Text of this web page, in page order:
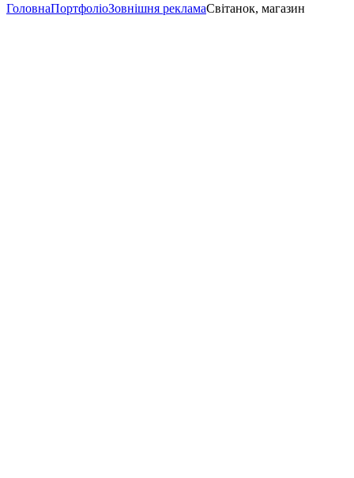
ГоловнаПортфоліоЗовнішня рекламаСвітанок, магазин